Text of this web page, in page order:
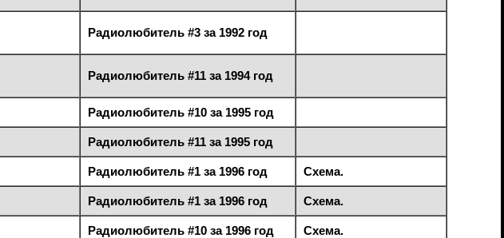
Радиолюбитель #3 за 1992 год
Радиолюбитель #11 за 1994 год
Радиолюбитель #10 за 1995 год
Радиолюбитель #11 за 1995 год
Радиолюбитель #1 за 1996 год Схема.
Радиолюбитель #1 за 1996 год Схема.
Радиолюбитель #10 за 1996 год Схема.